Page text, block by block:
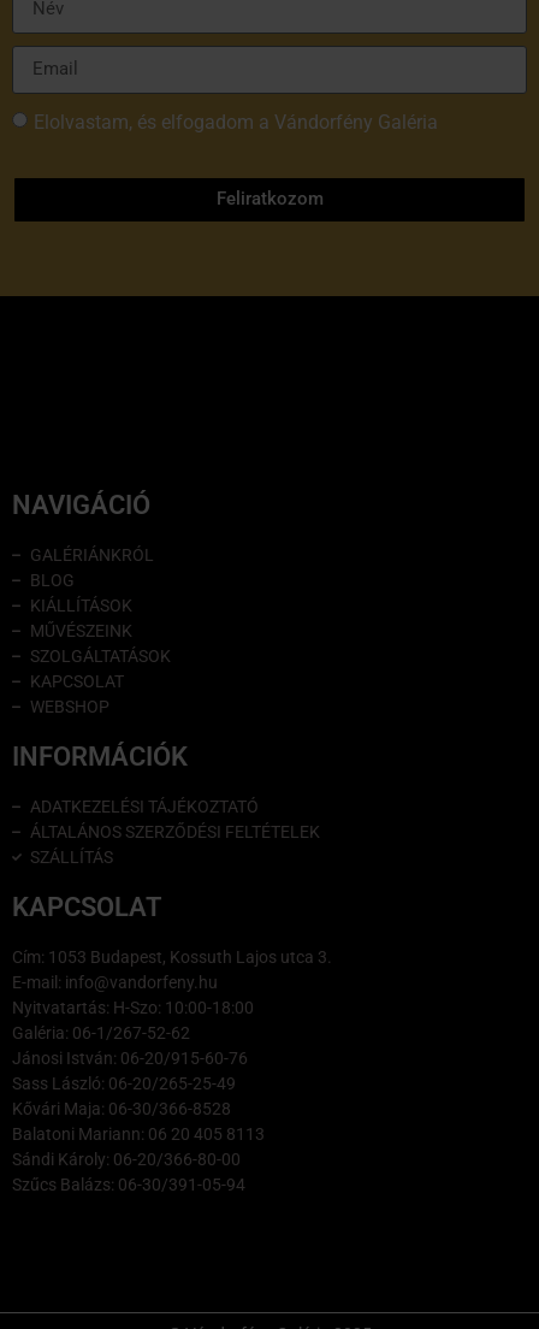
Elolvastam, és elfogadom a Vándorfény Galéria
Feliratkozom
NAVIGÁCIÓ
GALÉRIÁNKRÓL
BLOG
KIÁLLÍTÁSOK
MŰVÉSZEINK
SZOLGÁLTATÁSOK
KAPCSOLAT
WEBSHOP
INFORMÁCIÓK
ADATKEZELÉSI TÁJÉKOZTATÓ
ÁLTALÁNOS SZERZŐDÉSI FELTÉTELEK
SZÁLLÍTÁS
KAPCSOLAT
Cím: 1053 Budapest, Kossuth Lajos utca 3.
E-mail: info@vandorfeny.hu
Nyitvatartás: H-Szo: 10:00-18:00
Galéria: 06-1/267-52-62
Jánosi István: 06-20/915-60-76
Sass László: 06-20/265-25-49
Kővári Maja: 06-30/366-8528
Balatoni Mariann: 06 20 405 8113
Sándi Károly: 06-20/366-80-00
Szűcs Balázs: 06-30/391-05-94